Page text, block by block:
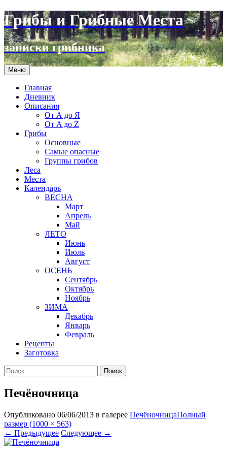
Грибы и Грибные Места
записки грибника
Меню Перейти
к
содержимому
Главная
Дневник
Описания
От А до Я
От A до Z
Грибы
Основные
Самые опасные
Группы грибов
Леса
Места
Календарь
ВЕСНА
Март
Апрель
Май
ЛЕТО
Июнь
Июль
Август
ОСЕНЬ
Сентябрь
Октябрь
Ноябрь
ЗИМА
Декабрь
Январь
Февраль
Рецепты
Заготовка
Найти:
Печёночница
Опубликовано 06/06/2013 в галерее ПечёночницаПолный
размер (1000 × 563)
← Предыдущее Следующее →